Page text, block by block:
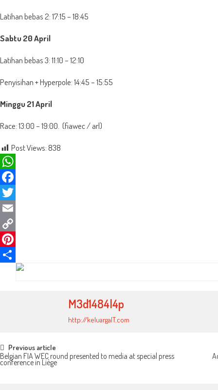
Latihan bebas 2: 17:15 – 18:45
Sabtu 20 April
Latihan bebas 3: 11:10 – 12:10
Penyisihan + Hyperpole: 14:45 – 15:55
Minggu 21 April
Race: 13:00 – 19:00. (fiawec / arl)
Post Views:838
WhatsApp
Facebook
Twitter
Email
Copy
Link
Pinterest
Share
M3d1484l4p
http://keluargaIT.com
Post
navigation
Previous article
Belgian FIA WEC round presented to media at special press
conference in Liège